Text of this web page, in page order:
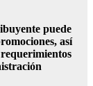
puede
así